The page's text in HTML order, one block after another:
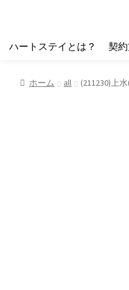
ハートステイとは？ 契
ホーム all (211230)上